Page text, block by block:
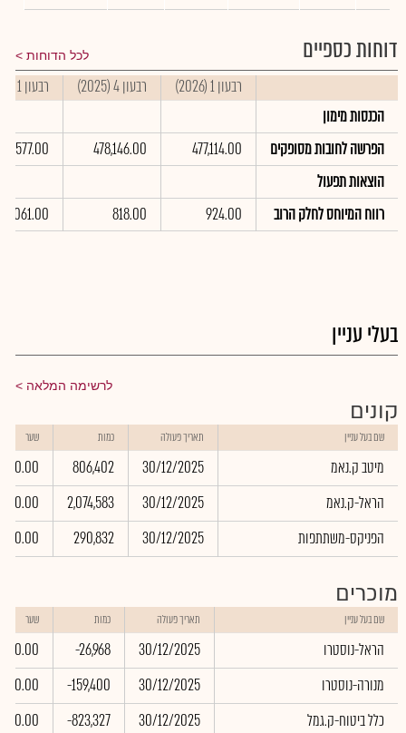
דוחות כספיים לכל הדוחות
רבעון 1 (2026) רבעון 4 (2025)
רבעון 1 (2025)
הכנסות מימון
הפרשה לחובות מסופקים
477,114.00
478,146.00
הוצאות תפעול
רווח המיוחס לחלק הרוב
924.00
818.00
1,061.00
בעלי עניין
לרשימה המלאה
קונים
שם בעל עניין תאריך פעולה כמות שער
מיטב ק.נאמ 30/12/2025
806,402
0.00
הראל-ק.נאמ
30/12/2025
2,074,583
0.00
הפניקס-משתתפות
30/12/2025
290,832
0.00
מוכרים
שם בעל עניין תאריך פעולה כמות שער
הראל-נוסטרו 30/12/2025
-26,968
0.00
מנורה-נוסטרו
30/12/2025
-159,400
0.00
כלל ביטוח-ק.גמל
30/12/2025
-823,327
0.00